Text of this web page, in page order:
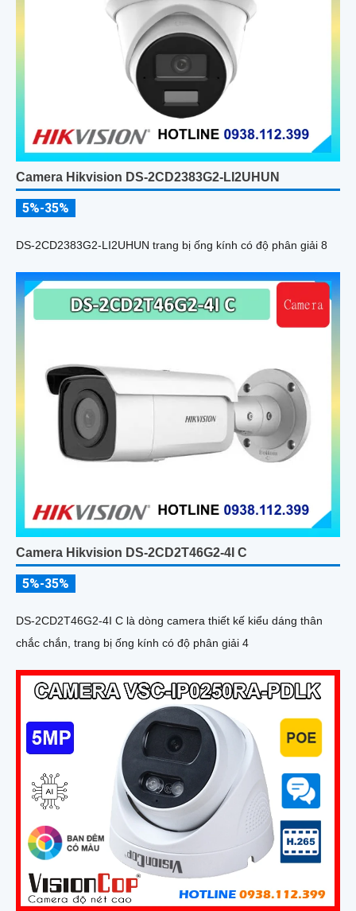
Camera Hikvision DS-2CD2383G2-LI2UHUN
5%-35%
DS-2CD2383G2-LI2UHUN trang bị ống kính có độ phân giải 8
Camera Hikvision DS-2CD2T46G2-4I C
5%-35%
DS-2CD2T46G2-4I C là dòng camera thiết kế kiểu dáng thân
chắc chắn, trang bị ống kính có độ phân giải 4